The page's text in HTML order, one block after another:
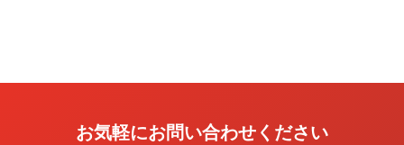
お気軽にお問い合わせください